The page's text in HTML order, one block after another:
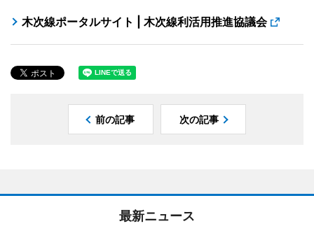
木次線ポータルサイト | 木次線利活用推進協議会
前の記事 次の記事
最新ニュース